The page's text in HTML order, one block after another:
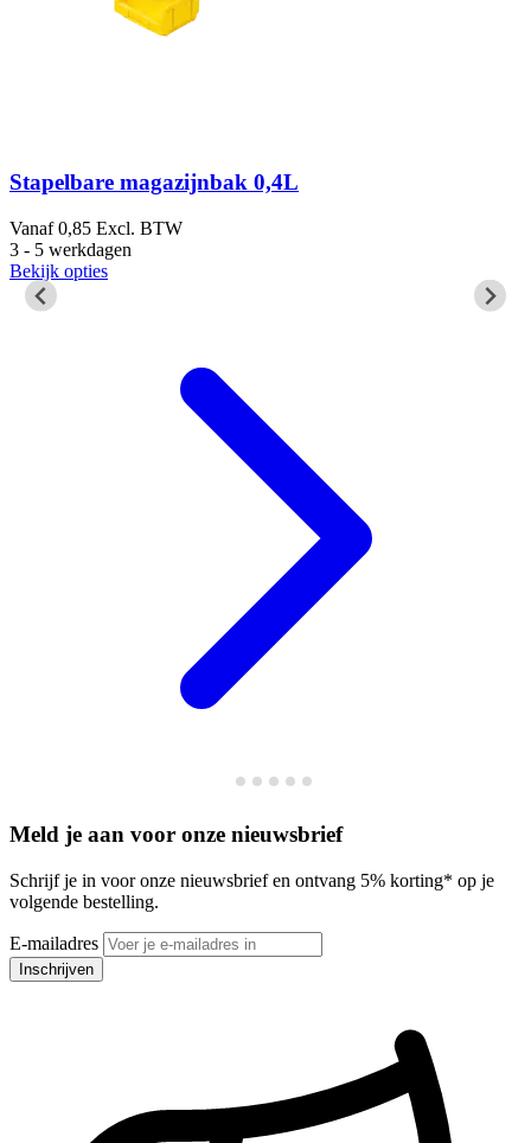
Stapelbare magazijnbak 0,4L
Vanaf0,85 Excl. BTW
3 - 5 werkdagen
Bekijk opties
Meld je aan voor onze nieuwsbrief
Schrijf je in voor onze nieuwsbrief en ontvang 5% korting* op je
volgende bestelling.
E-mailadres
Inschrijven